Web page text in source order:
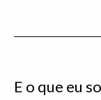
E o que eu